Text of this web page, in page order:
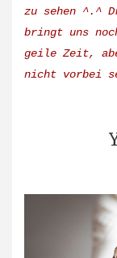
zu sehen ^.^
bringt uns
geile Zeit,
nicht vorbei